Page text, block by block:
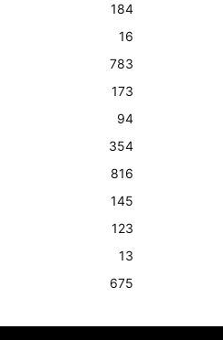
184
16
783
173
94
354
816
145
123
13
675